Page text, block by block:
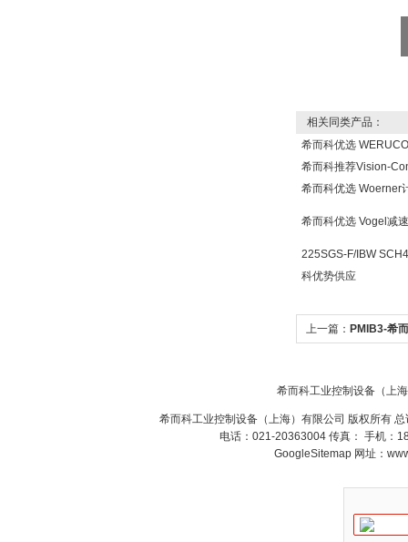
相关同类产品：
希而科优选
希而科推荐Vision-
希而科优选 Woerner
希而科优选 Vogel减
225SGS-F/IBW
科优势供应
上一篇： PMIB3-希
希而科工业控制设备（上
希而科工业控制设备（上海）有限公司 版权所有
电话：021-20363004 传真： 手机：
GoogleSitemap网址：